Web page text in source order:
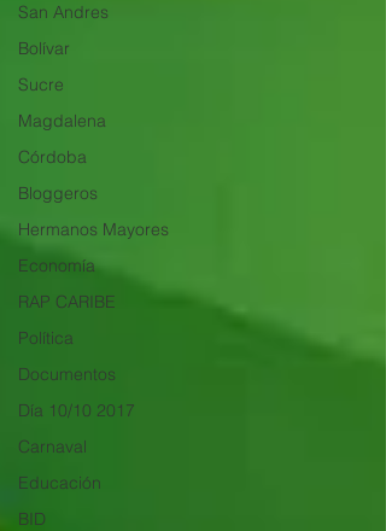
San Andres
Bolívar
Sucre
Magdalena
Córdoba
Bloggeros
Hermanos Mayores
Economía
RAP CARIBE
Política
Documentos
Día 10/10 2017
Carnaval
Educación
BID